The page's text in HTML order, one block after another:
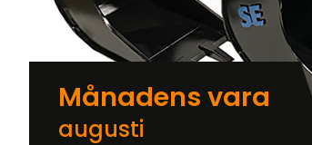
l
Månadens vara
augusti